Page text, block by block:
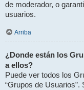
de moderador, o
usuarios.
Arriba
¿Donde están los
a ellos?
Puede ver todos los
“Grupos de Usuarios”.